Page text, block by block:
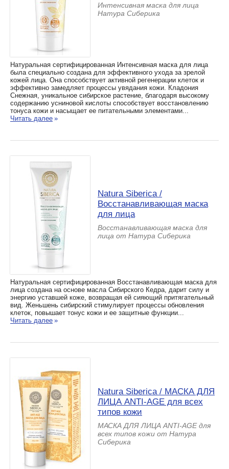
Интенсивная маска для лица
Натура Сиберика
Натуральная сертифицированная Интенсивная маска для лица
была специально создана для эффективного ухода за зрелой
кожей лица. Она способствует активной регенерации клеток и
эффективно замедляет процессы увядания кожи. Кладония
Снежная, уникальное сибирское растение, благодаря высокому
содержанию усниновой кислоты способствует восстановлению
тонуса кожи и насыщает ее питательными элементами...
Читать далее »
Natura Siberica /
Восстанавливающая маска
для лица
Восстанавливающая маска для
лица от Натура Сиберика
Натуральная сертифицированная Восстанавливающая маска для
лица создана на основе масла Сибирского Кедра, дарит силу и
энергию уставшей коже, возвращая ей сияющий притягательный
вид. Женьшень сибирский стимулирует процессы обновления
клеток, повышает тонус кожи и ее защитные функции...
Читать далее »
Natura Siberica / МАСКА ДЛЯ
ЛИЦА ANTI-AGE для всех
типов кожи
МАСКА ДЛЯ ЛИЦА ANTI-AGE для
всех типов кожи от Натура
Сиберика